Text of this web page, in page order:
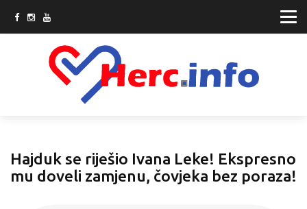
Hajduk se riješio Ivana Leke! Ekspresno
mu doveli zamjenu, čovjeka bez poraza!